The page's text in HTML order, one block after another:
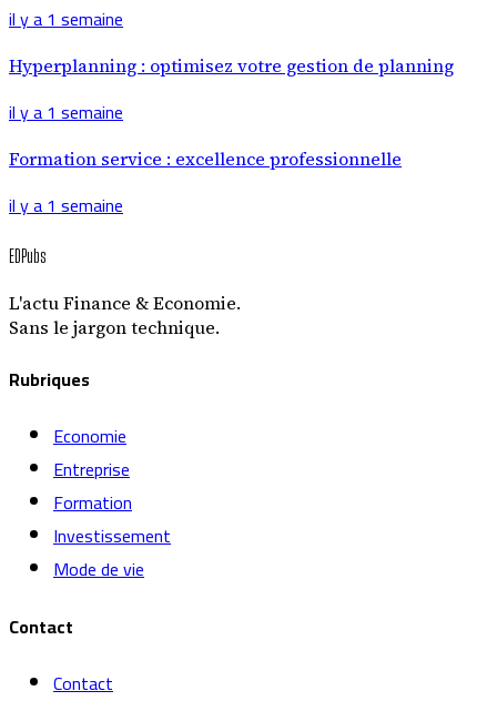
il y a 1 semaine
Hyperplanning : optimisez votre gestion de planning
il y a 1 semaine
Formation service : excellence professionnelle
il y a 1 semaine
EDPubs
L'actu Finance & Economie.
Sans le jargon technique.
Rubriques
Economie
Entreprise
Formation
Investissement
Mode de vie
Contact
Contact